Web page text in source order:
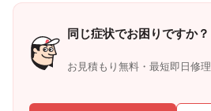
同じ症状でお困りですか？
お見積もり無料・最短即日修理